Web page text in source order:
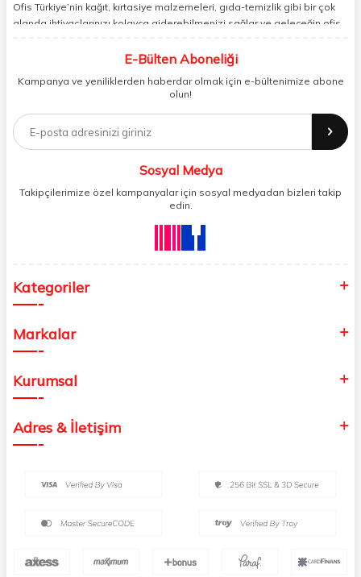
Ofis Türkiye’nin kağıt, kırtasiye malzemeleri, gıda-temizlik gibi bir çok
alanda ihtiyaçlarınızı kolayca giderebilmenizi sağlar ve geleceğin ofis
veya yaşam alanınızın tüm ihtiyaçlarını yüksek kalitedeki ürünleriyle
şirket ve işyeri yönetimini her zamankinden daha profesyonel bir hâle
kolayca karşılayabileceğiniz Aves , kaliteli ürünleri minimum sürede
tedarik edebilmenizi sağlar.
E-Bülten Aboneliği
Kampanya ve yeniliklerden haberdar olmak için e-bültenimize abone
olun!
Sosyal Medya
Takipçilerimize özel kampanyalar için sosyal medyadan bizleri takip
edin.
Kategoriler
Markalar
Kurumsal
Adres & İletişim